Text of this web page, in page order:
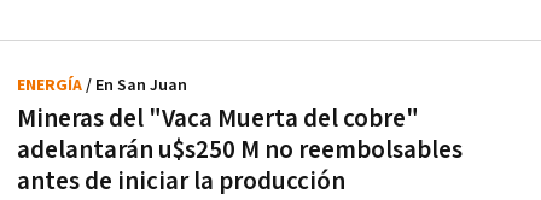
Mineras del "Vaca Muerta del cobre"
adelantarán u$s250 M no reembolsables
antes de iniciar la producción
ENERGÍA/ En San Juan